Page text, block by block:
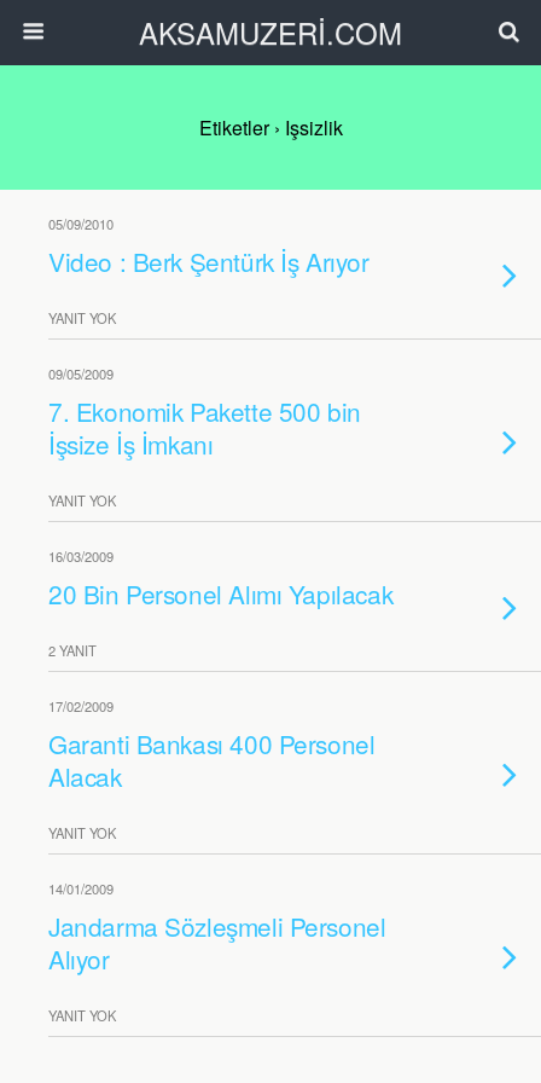
AKSAMUZERİ.COM
Etiketler › Işsizlik
05/09/2010
Video : Berk Şentürk İş Arıyor
YANIT YOK
09/05/2009
7. Ekonomik Pakette 500 bin
İşsize İş İmkanı
YANIT YOK
16/03/2009
20 Bin Personel Alımı Yapılacak
2 YANIT
17/02/2009
Garanti Bankası 400 Personel
Alacak
YANIT YOK
14/01/2009
Jandarma Sözleşmeli Personel
Alıyor
YANIT YOK